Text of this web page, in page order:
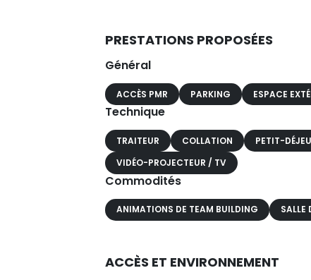
PRESTATIONS PROPOSÉES
Général
ACCÈS PMR PARKING ESPACE
Technique
TRAITEUR COLLATION PETIT-
VIDÉO-PROJECTEUR / TV
Commodités
ANIMATIONS DE TEAM BUILDING SALLE
ACCÈS ET ENVIRONNEMENT